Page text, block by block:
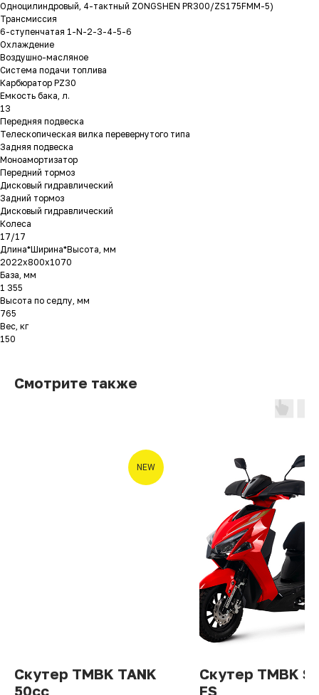
Одноцилиндровый, 4-тактный ZONGSHEN PR300/ZS175FMM-5)
Трансмиссия
6-ступенчатая 1-N-2-3-4-5-6
Охлаждение
Воздушно-масляное
Система подачи топлива
Карбюратор PZ30
Емкость бака, л.
13
Передняя подвеска
Телескопическая вилка перевернутого типа
Задняя подвеска
Моноамортизатор
Передний тормоз
Дисковый гидравлический
Задний тормоз
Дисковый гидравлический
Колеса
17/17
Длина*Ширина*Высота, мм
2022x800x1070
База, мм
1 355
Высота по седлу, мм
765
Вес, кг
150
Смотрите также
NEW
Скутер TMBK TANK
50cc
Скутер TMBK
FS